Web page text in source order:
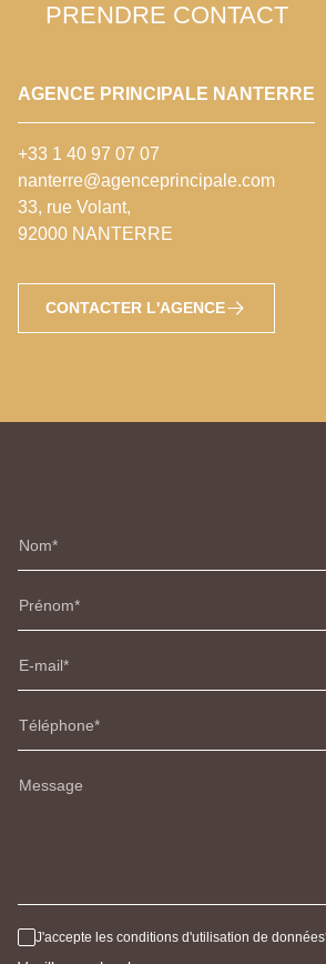
PRENDRE CONTACT
AGENCE PRINCIPALE NANTERRE
+33 1 40 97 07 07
nanterre@agenceprincipale.com
33, rue Volant,
92000 NANTERRE
CONTACTER L'AGENCE
Nom
Prénom
E-mail
Téléphone
Message
J'accepte les conditions d'utilisation de données